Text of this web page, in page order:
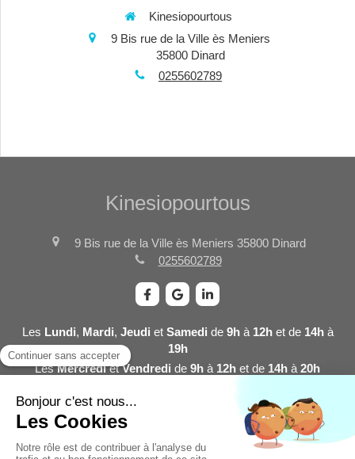
Kinesiopourtous
9 Bis rue de la Ville ès Meniers
35800 Dinard
0255602789
Kinesiopourtous
9 Bis rue de la Ville ès Meniers 35800 Dinard
0255602789
Les Lundi, Mardi, Jeudi et Samedi de 9hà 12het de 14hà
19h
LesMercredietVendredi de 9h à 12h et de 14h à 20h